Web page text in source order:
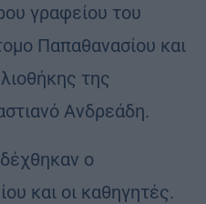
γραφείου του
Παπαθανασίου και
της
Ανδρεάδη.
ο
και οι καθηγητές.